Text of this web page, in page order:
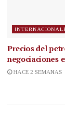
Precios del
negociaciones
HACE 2 SEMANAS